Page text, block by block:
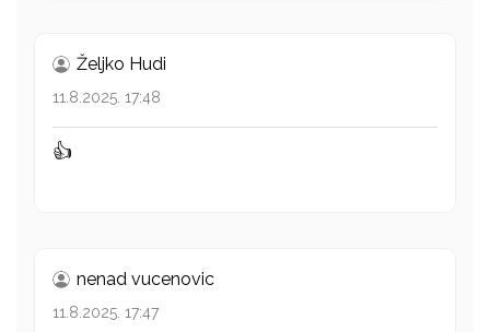
Željko Hudi
11.8.2025. 17:48
👍
nenad vucenovic
11.8.2025. 17:47